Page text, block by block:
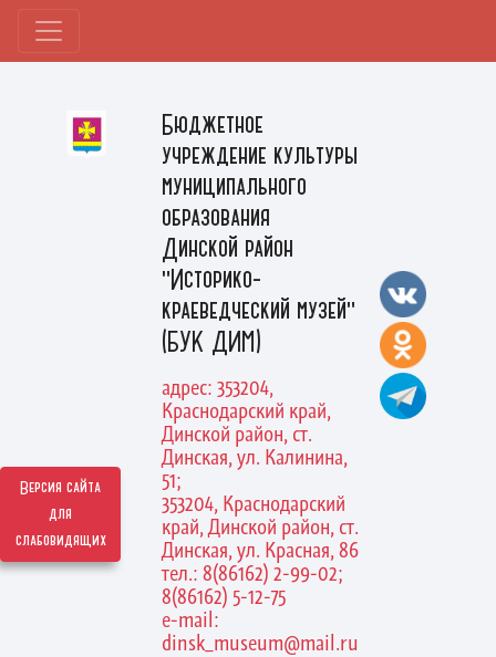
Версия сайта
для
слабовидящих
Бюджетное
учреждение культуры
муниципального
образования
Динской район
"Историко-
краеведческий музей"
(БУК ДИМ)
адрес: 353204,
Краснодарский край,
Динской район, ст.
Динская, ул. Калинина,
51;
353204, Краснодарский
край, Динской район, ст.
Динская, ул. Красная, 86
тел.: 8(86162) 2-99-02;
8(86162) 5-12-75
e-mail:
dinsk_museum@mail.ru